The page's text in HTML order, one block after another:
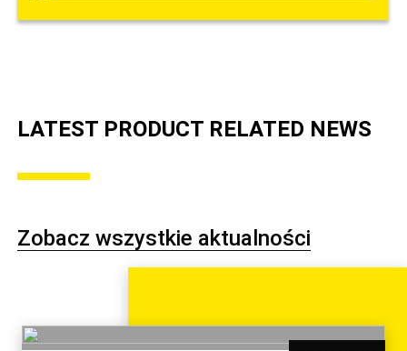
LATEST PRODUCT RELATED NEWS
Zobacz wszystkie aktualności